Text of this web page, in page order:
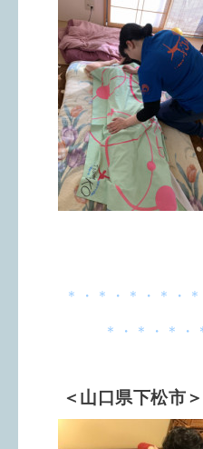
＊・＊・＊・＊・
＊・＊・＊・
＜山口県下松市＞